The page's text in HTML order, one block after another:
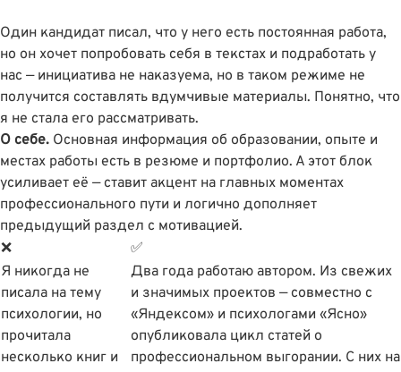
Один кандидат писал, что у него есть постоянная работа,
но он хочет попробовать себя в текстах и подработать у
нас — инициатива не наказуема, но в таком режиме не
получится составлять вдумчивые материалы. Понятно, что
я не стала его рассматривать.
О себе. Основная информация об образовании, опыте и
местах работы есть в резюме и портфолио. А этот блок
усиливает её — ставит акцент на главных моментах
профессионального пути и логично дополняет
предыдущий раздел с мотивацией.
❌
✅
Я никогда не
писала на тему
психологии, но
прочитала
несколько книг и
Два года работаю автором. Из свежих
и значимых проектов — совместно с
«Яндексом» и психологами «Ясно»
опубликовала цикл статей о
профессиональном выгорании. С них на